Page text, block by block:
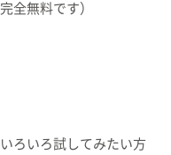
全無料です）
ろいろ試してみたい方